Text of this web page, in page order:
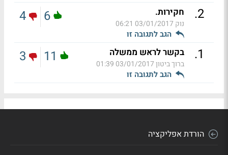
2
. חקירות.
נוק 03/01/2017 06:21
הגב לתגובה זו
6
4
1
. בקשר לראש ממשלה
ברוך ביטון03/01/2017 01:39
הגב לתגובה זו
11
3
הורדת אפליקציה